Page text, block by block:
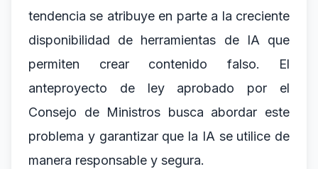
tendencia se atribuye en parte a la creciente
disponibilidad de herramientas de IA que
permiten crear contenido falso. El
anteproyecto de ley aprobado por el
Consejo de Ministros busca abordar este
problema y garantizar que la IA se utilice de
manera responsable y segura.